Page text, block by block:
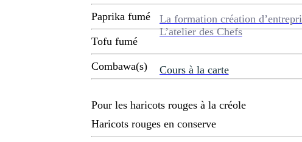
La formation création
L’atelier des Chefs
Cours à la carte
Paprika fumé
Tofu fumé
Combawa(s)
Pour les haricots rouges à la créole
Haricots rouges en conserve